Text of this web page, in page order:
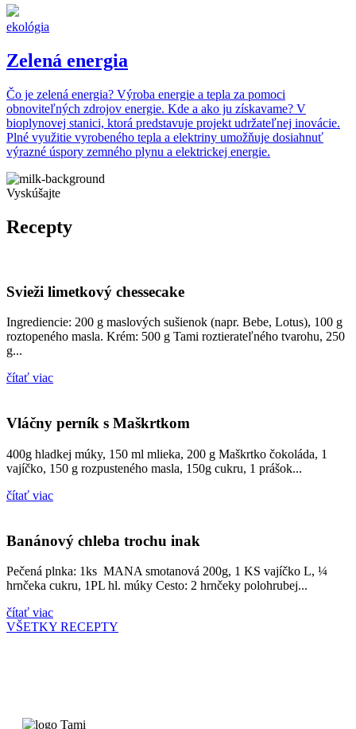
ekológia
Zelená energia
Čo je zelená energia? Výroba energie a tepla za pomoci
obnoviteľných zdrojov energie. Kde a ako ju získavame? V
bioplynovej stanici, ktorá predstavuje projekt udržateľnej inovácie.
Plné využitie vyrobeného tepla a elektriny umožňuje dosiahnuť
výrazné úspory zemného plynu a elektrickej energie.
Vyskúšajte
Recepty
Svieži limetkový chessecake
Ingrediencie: 200 g maslových sušienok (napr. Bebe, Lotus), 100 g
roztopeného masla. Krém: 500 g Tami roztierateľného tvarohu, 250
g...
čítať viac
Vláčny perník s Maškrtkom
400g hladkej múky, 150 ml mlieka, 200 g Maškrtko čokoláda, 1
vajíčko, 150 g rozpusteného masla, 150g cukru, 1 prášok...
čítať viac
Banánový chleba trochu inak
Pečená plnka: 1ks MANA smotanová 200g, 1 KS vajíčko L, ¼
hrnčeka cukru, 1PL hl. múky Cesto: 2 hrnčeky polohrubej...
čítať viac
VŠETKY RECEPTY